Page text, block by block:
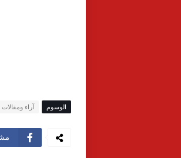
الوسوم آراء ومقالات